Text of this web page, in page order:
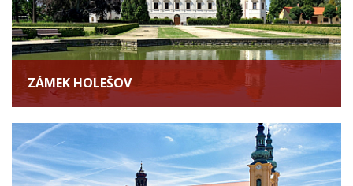
ZÁMEK HOLEŠOV